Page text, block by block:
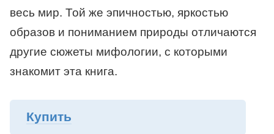
весь мир. Той же эпичностью, яркостью
образов и пониманием природы отличаются
другие сюжеты мифологии, с которыми
знакомит эта книга.
Купить